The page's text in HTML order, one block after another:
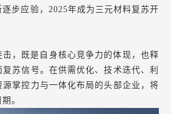
步应验，2025年成为三元材料复苏开
，既是自身核心竞争力的体现，也释
苏信号。在供需优化、技术迭代、利
掌控力与一体化布局的头部企业，将
。